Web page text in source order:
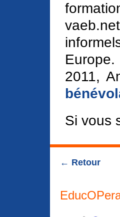
2011,
Si vous
← Retour